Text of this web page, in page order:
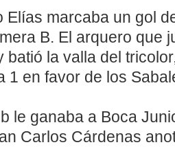
Elías marcaba un gol
B. El arquero que
batió la valla del
1 en favor de los
le ganaba a Boca
Carlos Cárdenas